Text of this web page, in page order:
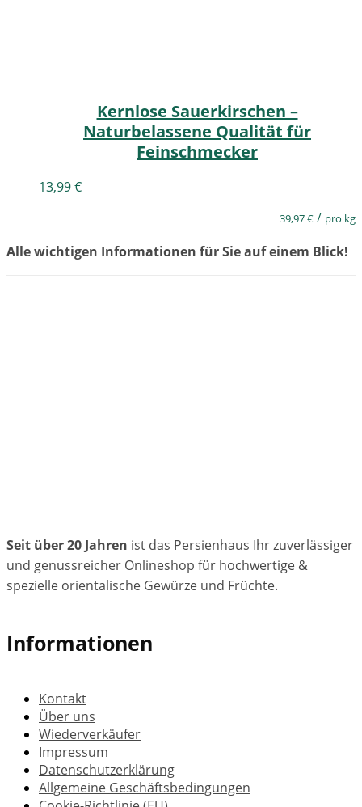
Kernlose Sauerkirschen –
Naturbelassene Qualität für
Feinschmecker
13,99€
39,97€ / pro kg
Alle wichtigen Informationen für Sie auf einem Blick!
Seit über 20 Jahren ist das Persienhaus Ihr zuverlässiger
und genussreicher Onlineshop für hochwertige &
spezielle orientalische Gewürze und Früchte.
Informationen
Kontakt
Über uns
Wiederverkäufer
Impressum
Datenschutzerklärung
Allgemeine Geschäftsbedingungen